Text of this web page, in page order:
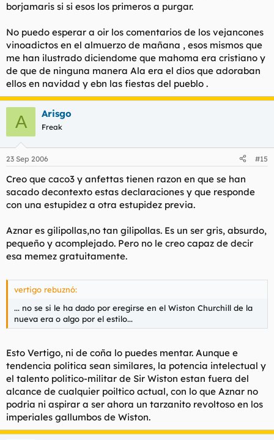
borjamaris si si esos los primeros a purgar.
No puedo esperar a oir los comentarios de los vejancones
vinoadictos en el almuerzo de mañana , esos mismos que
me han ilustrado diciendome que mahoma era cristiano y
de que de ninguna manera Ala era el dios que adoraban
ellos en navidad y ebn las fiestas del pueblo .
A Arisgo
Freak
23 Sep 2006 #15
Creo que caco3 y anfettas tienen razon en que se han
sacado decontexto estas declaraciones y que responde
con una estupidez a otra estupidez previa.
Aznar es gilipollas,no tan gilipollas. Es un ser gris, absurdo,
pequeño y acomplejado. Pero no le creo capaz de decir
esa memez gratuitamente.
vertigo rebuznó:
... no se si le ha dado por eregirse en el Wiston Churchill de la
nueva era o algo por el estilo...
Esto Vertigo, ni de coña lo puedes mentar. Aunque e
tendencia politica sean similares, la potencia intelectual y
el talento politico-militar de Sir Wiston estan fuera del
alcance de cualquier poiltico actual, con lo que Aznar no
podria ni aspirar a ser ahora un tarzanito revoltoso en los
imperiales gallumbos de Wiston.